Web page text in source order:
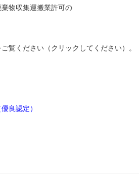
物収集運搬業許可の
覧ください（クリックしてください）。
良認定）